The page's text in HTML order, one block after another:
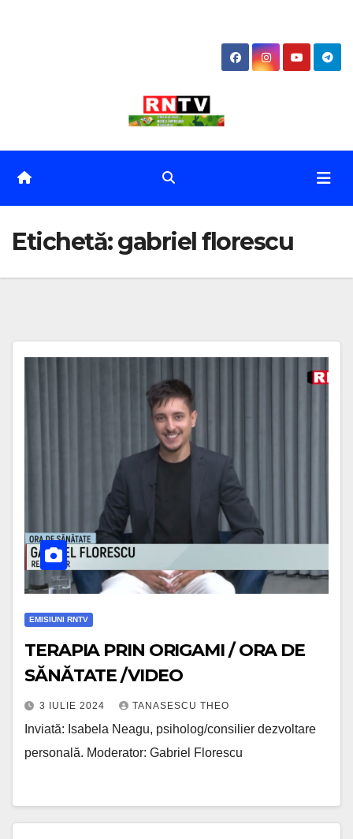
Etichetă:gabriel florescu
EMISIUNI RNTV
TERAPIA PRIN ORIGAMI / ORA DE
SĂNĂTATE /VIDEO
3 IULIE 2024 TANASESCU THEO
Inviată: Isabela Neagu, psiholog/consilier dezvoltare
personală. Moderator: Gabriel Florescu